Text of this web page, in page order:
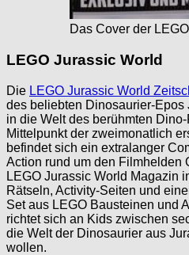
Das Cover der
LEGO Jurassic World
Die LEGO Jurassic World
des beliebten Dinosaurier-Epos
in die Welt des berühmten
Mittelpunkt der zweimonatlich
befindet sich ein extralanger
Action rund um den Filmhelden
LEGO Jurassic World Magazin
Rätseln, Activity-Seiten und
Set aus LEGO Bausteinen und
richtet sich an Kids zwischen
die Welt der Dinosaurier aus
wollen.